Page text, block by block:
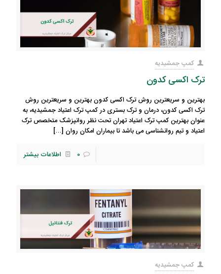
کمپ جمشیدیه
ترک اکسی کدون
بهترین و سریعترین روش ترک اکسی کدون بهترین و سریعترین روش
ترک اکسی کدون، درمان و ترک بستری در کمپ ترک اعتیاد جمشیدیه، به
عنوان بهترین کمپ ترک اعتیاد تهران تحت نظر روانپزشک متخصص ترک
اعتیاد و تیم روانشناسی می باشد تا بیماران امکان روان […]
0 اطلاعات بیشتر
کمپ جمشیدیه